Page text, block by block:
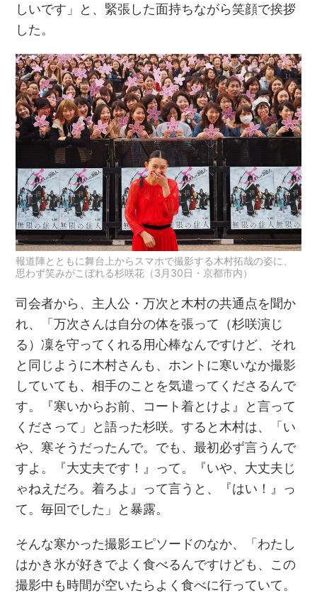
しいです」と、緊張した面持ちながら笑顔で挨拶
した。
報道陣とともに舞台上からスマホで撮影する木村拓哉の姿に、
思わず笑みがこぼれる杉咲花（3月30日・京都市内）
司会者から、主人公・万次と木村の共通点を聞か
れ、「万次さんは自分の体を張って（杉咲演じ
る）凜を守ってくれる用心棒なんですけど、それ
と同じように木村さんも、ホントに寒いなか撮影
していても、相手のことを気遣ってくださるんで
す。『寒いからお前、コート着とけよ』と言って
くださって」と語った杉咲。すると木村は、「い
や、寒そうだったんで。でも、最初必ず言うんで
すよ。『大丈夫です！』って。『いや、大丈夫じ
ゃねえだろ。着ろよ』って言うと、『はい！』っ
て。毎回でした」と暴露。
そんな寒かった撮影エピソードのなか、「わたし
はかき氷が好きでよく食べるんですけども、この
撮影中も時間が空いたらよく食べに行っていて。